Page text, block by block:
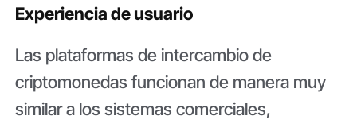
Experiencia de usuario
Las plataformas de intercambio de
criptomonedas funcionan de manera muy
similar a los sistemas comerciales,